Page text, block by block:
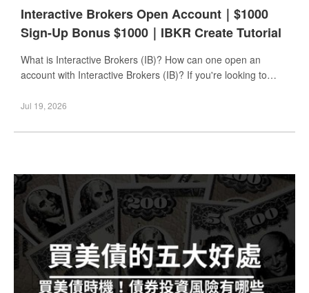
Interactive Brokers Open Account｜$1000
Sign-Up Bonus $1000｜IBKR Create Tutorial
What is Interactive Brokers (IB)? How can one open an
account with Interactive Brokers (IB)? If you're looking to
Jul 19, 2026